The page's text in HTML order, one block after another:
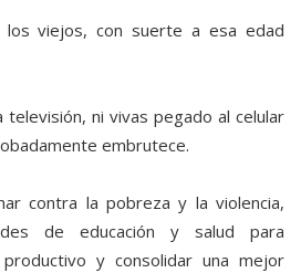
viejos, con suerte a esa edad
televisión, ni vivas pegado al celular
embrutece.
contra la pobreza y la violencia,
de educación y salud para
y consolidar una mejor